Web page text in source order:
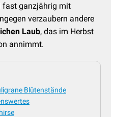
fast ganzjährig mit
verzaubern andere
Laub, das im Herbst
annimmt.
Blütenstände